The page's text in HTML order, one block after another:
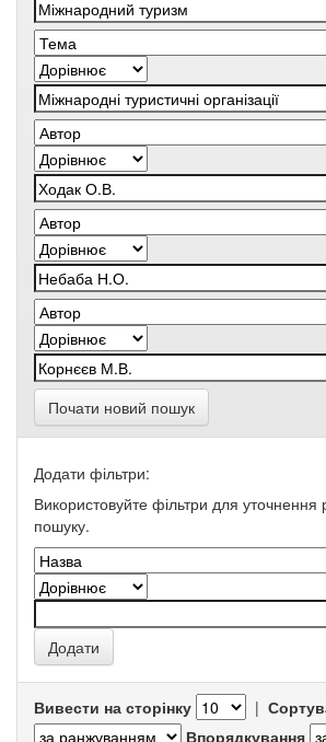
Почати новий пошук
Додати фільтри:
Використовуйте фільтри для уточнення
пошуку.
Вивести на сторінку |
Впорядкування